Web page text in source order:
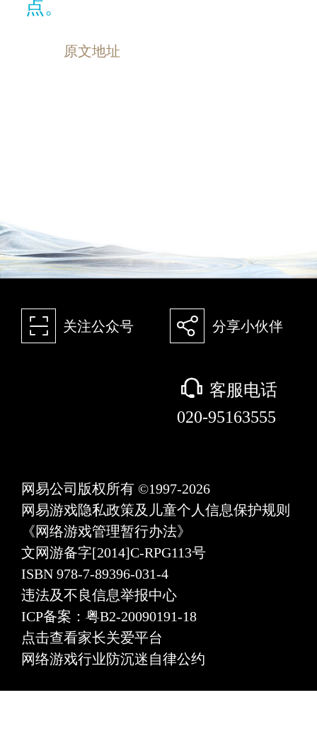
点。
原文地址
򰀁 关注公众号 򰀂 分享小伙伴
򰀃 客服电话
020-95163555
网易公司版权所有 ©1997-2026
网易游戏隐私政策及儿童个人信息保护规则
《网络游戏管理暂行办法》
文网游备字[2014]C-RPG113号
ISBN 978-7-89396-031-4
违法及不良信息举报中心
ICP备案：粤B2-20090191-18
点击查看家长关爱平台
网络游戏行业防沉迷自律公约